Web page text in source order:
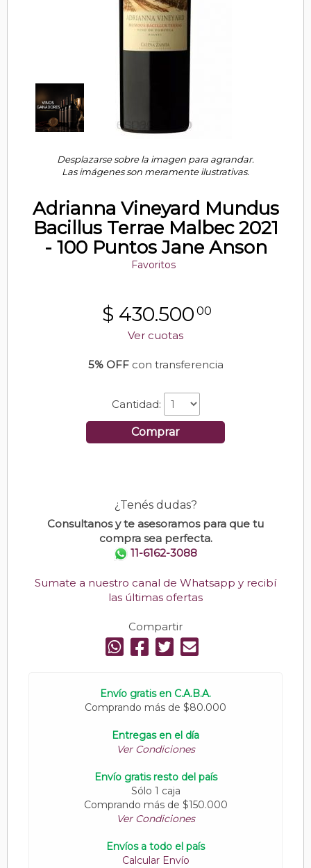
Desplazarse sobre la imagen para agrandar.
Las imágenes son meramente ilustrativas.
Adrianna Vineyard Mundus
Bacillus Terrae Malbec 2021
- 100 Puntos Jane Anson
Favoritos
$ 430.500 00
Ver cuotas
5% OFFcon transferencia
Cantidad:
Comprar
¿Tenés dudas?
Consultanos y te asesoramos para que tu
compra sea perfecta.
11-6162-3088
Sumate a nuestro canal de Whatsapp y recibí
las últimas ofertas
Compartir
Envío gratis en C.A.B.A.
Comprando más de $80.000
Entregas en el día
Ver Condiciones
Envío gratis resto del país
Sólo 1 caja
Comprando más de $150.000
Ver Condiciones
Envíos a todo el país
Calcular Envío